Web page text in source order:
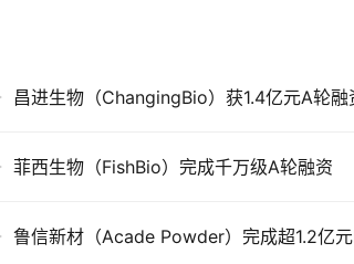
昌进生物（ChangingBio）获1.4亿元A轮融
菲西生物（FishBio）完成千万级A轮融资
鲁信新材（Acade Powder）完成超1.2亿